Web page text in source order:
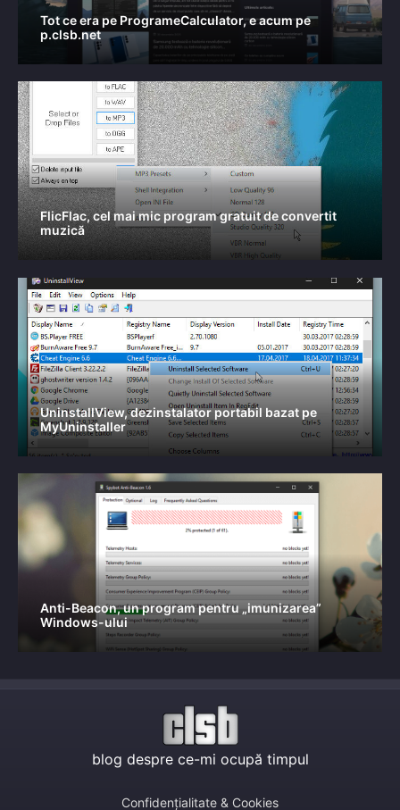
Tot ce era pe ProgrameCalculator, e acum pe
p.clsb.net
FlicFlac, cel mai mic program gratuit de convertit
muzică
UninstallView, dezinstalator portabil bazat pe
MyUninstaller
Anti-Beacon, un program pentru „imunizarea”
Windows-ului
blog despre ce-mi ocupă timpul
Confidențialitate & Cookies